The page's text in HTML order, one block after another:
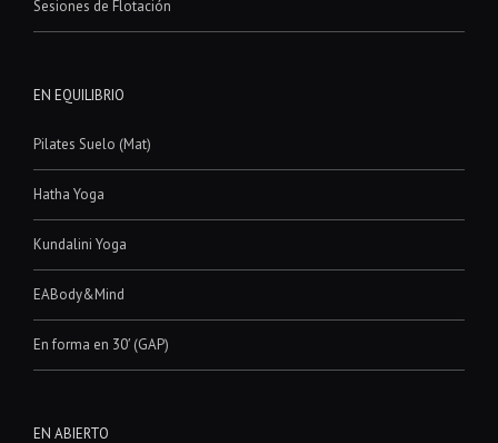
Sesiones de Flotación
EN EQUILIBRIO
Pilates Suelo (Mat)
Hatha Yoga
Kundalini Yoga
EABody&Mind
En forma en 30′ (GAP)
EN ABIERTO